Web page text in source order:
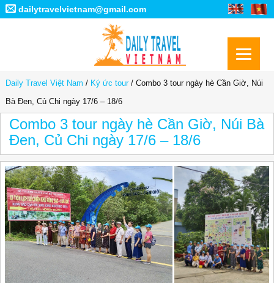
dailytravelvietnam@gmail.com
Daily Travel Việt Nam / Ký ức tour/ Combo 3 tour ngày hè Cần Giờ, Núi
Bà Đen, Củ Chi ngày 17/6 – 18/6
Combo 3 tour ngày hè Cần Giờ, Núi Bà
Đen, Củ Chi ngày 17/6 – 18/6